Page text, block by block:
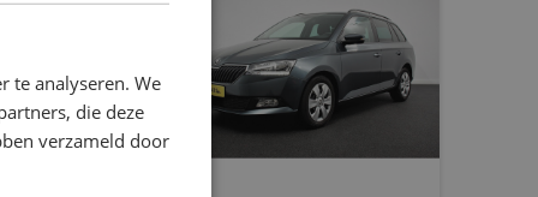
te analyseren. We
die deze
verzameld door